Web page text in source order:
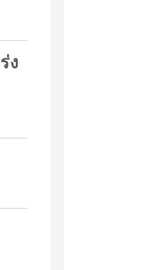
ง